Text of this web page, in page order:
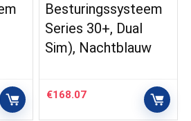
Besturingssysteem
Series 30+, Dual
Sim), Nachtblauw
€168.07